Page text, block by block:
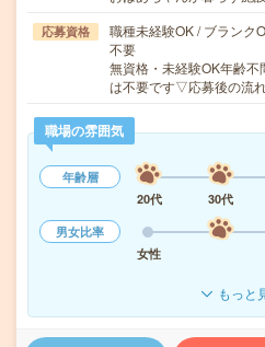
応募資格
職種未経験OK / ブランク
不要
無資格・未経験OK年齢
は不要です▽応募後の流
職場の雰囲気
年齢層
20代
30代
男女比率
女性
もっと